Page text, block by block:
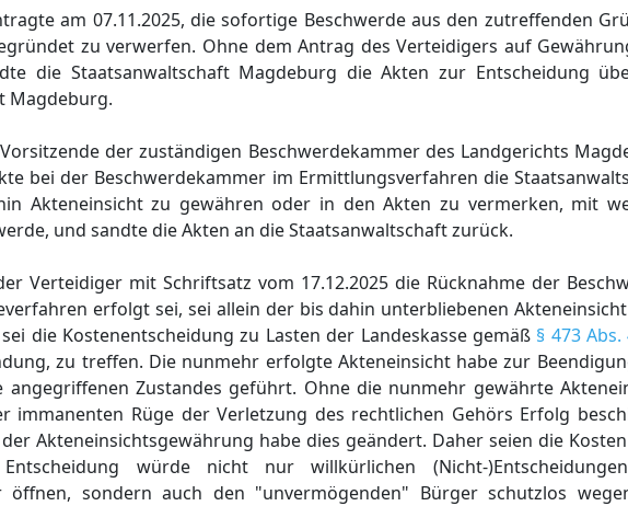
am 07.11.2025, die sofortige Beschwerde aus den zutreffenden
zu verwerfen. Ohne dem Antrag des Verteidigers auf
die Staatsanwaltschaft Magdeburg die Akten zur Entscheidung
Magdeburg.
der zuständigen Beschwerdekammer des Landgerichts
bei der Beschwerdekammer im Ermittlungsverfahren die
Akteneinsicht zu gewähren oder in den Akten zu vermerken, mit
und sandte die Akten an die Staatsanwaltschaft zurück.
Verteidiger mit Schriftsatz vom 17.12.2025 die Rücknahme der
erfolgt sei, sei allein der bis dahin unterbliebenen
die Kostenentscheidung zu Lasten der Landeskasse gemäß § 473 Abs.
zu treffen. Die nunmehr erfolgte Akteneinsicht habe zur
Zustandes geführt. Ohne die nunmehr gewährte
immanenten Rüge der Verletzung des rechtlichen Gehörs Erfolg
Akteneinsichtsgewährung habe dies geändert. Daher seien die
würde nicht nur willkürlichen (Nicht-
sondern auch den "unvermögenden" Bürger schutzlos